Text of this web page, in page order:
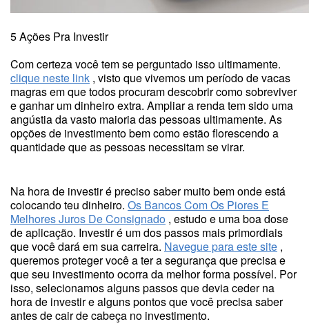
5 Ações Pra Investir
Com certeza você tem se perguntado isso ultimamente.
clique neste link , visto que vivemos um período de vacas
magras em que todos procuram descobrir como sobreviver
e ganhar um dinheiro extra. Ampliar a renda tem sido uma
angústia da vasto maioria das pessoas ultimamente. As
opções de investimento bem como estão florescendo a
quantidade que as pessoas necessitam se virar.
Na hora de investir é preciso saber muito bem onde está
colocando teu dinheiro. Os Bancos Com Os Piores E
Melhores Juros De Consignado , estudo e uma boa dose
de aplicação. Investir é um dos passos mais primordiais
que você dará em sua carreira. Navegue para este site ,
queremos proteger você a ter a segurança que precisa e
que seu investimento ocorra da melhor forma possível. Por
isso, selecionamos alguns passos que devia ceder na
hora de investir e alguns pontos que você precisa saber
antes de cair de cabeça no investimento.